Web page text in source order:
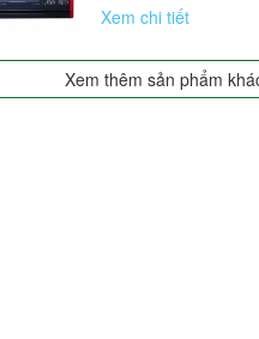
Xem chi tiết
Xem thêm sản phẩm